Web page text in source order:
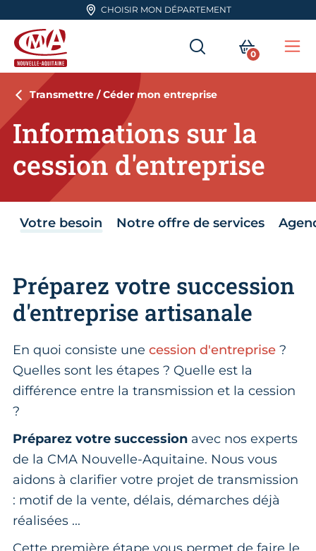
Aller en haut de pageCHOISIR MON DÉPARTEMENT
CMA Nouvelle-Aquitaine
RECHERCHER
MON
0
Transmettre / Céder mon entreprise
Informations sur la
cession d'entreprise
Votre besoin Notre offre de services
Préparez votre succession
d'entreprise artisanale
En quoi consiste une cession d'entreprise ?
Quelles sont les étapes ? Quelle est la
différence entre la transmission et la cession
?
Préparez votre succession avec nos experts
de la CMA Nouvelle-Aquitaine. Nous vous
aidons à clarifier votre projet de transmission
: motif de la vente, délais, démarches déjà
réalisées ...